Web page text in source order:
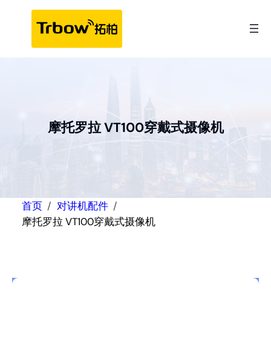
摩托罗拉 VT100穿戴式摄像机
首页
对讲机配件
摩托罗拉 VT100穿戴式摄像机